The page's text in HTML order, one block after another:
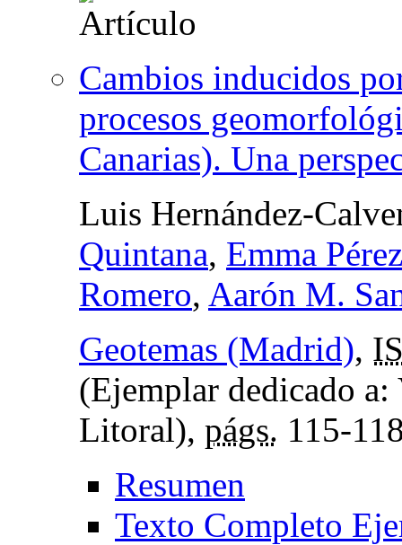
Cambios inducidos
procesos
Canarias). Una
Luis Hernández-
Quintana, Emma
Romero, Aarón M.
Geotemas (Madrid),
(Ejemplar dedicado
Litoral), págs. 115-
Resumen
Texto Completo